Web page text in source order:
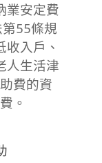
業安定費
55條規
入戶、
人生活津
費的資
。